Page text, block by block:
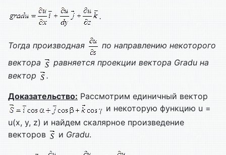
.
Тогда производная
по направлению некоторого
вектора
равняется проекции вектора Gradu на
вектор
.
Доказательство: Рассмотрим единичный вектор
и некоторую функцию u =
u(x, y, z) и найдем скалярное произведение
векторов
и Gradu.